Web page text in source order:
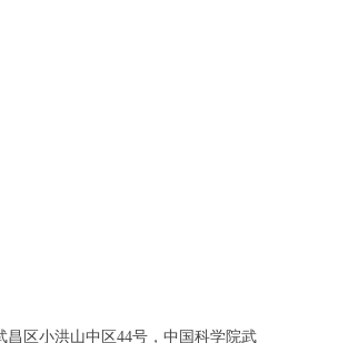
昌区小洪山中区44号，中国科学院武